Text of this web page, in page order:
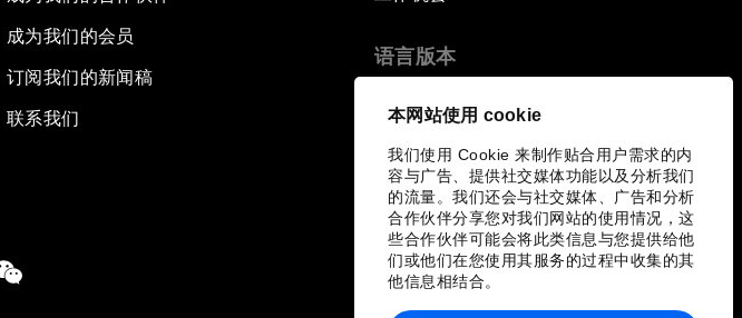
本网站使用 cookie
我们使用 Cookie 来制作贴合用户需求的内
容与广告、提供社交媒体功能以及分析我们
的流量。我们还会与社交媒体、广告和分析
合作伙伴分享您对我们网站的使用情况，这
些合作伙伴可能会将此类信息与您提供给他
们或他们在您使用其服务的过程中收集的其
他信息相结合。
成为我们的会员
订阅我们的新闻稿
联系我们
语言版本